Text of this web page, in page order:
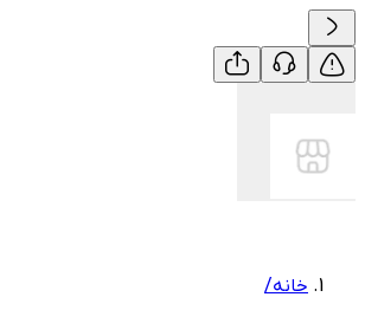
خانه/